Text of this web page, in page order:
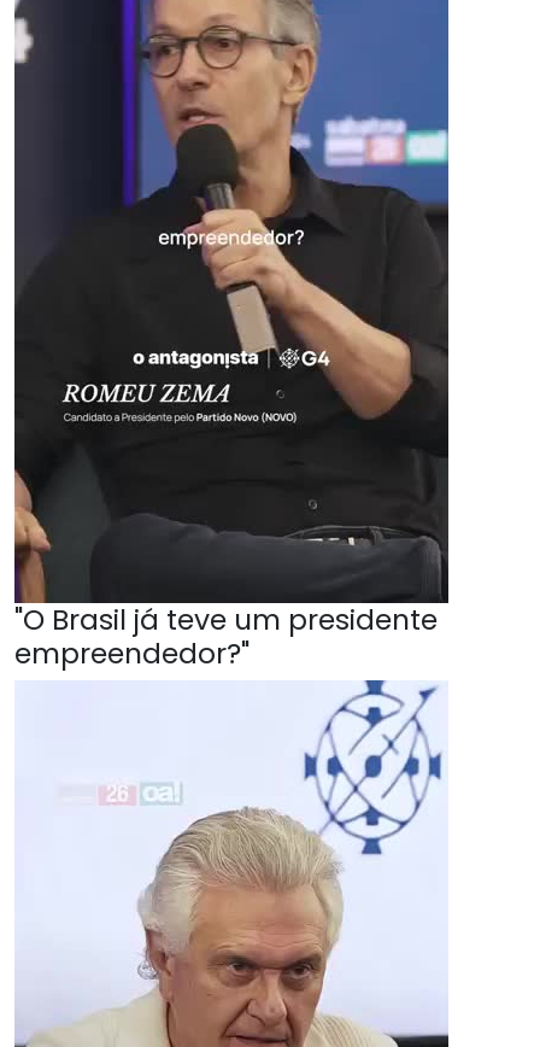
"O Brasil já teve um presidente
empreendedor?"